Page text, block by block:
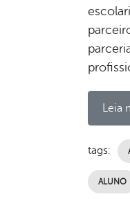
Leia
tags:
ALUNO